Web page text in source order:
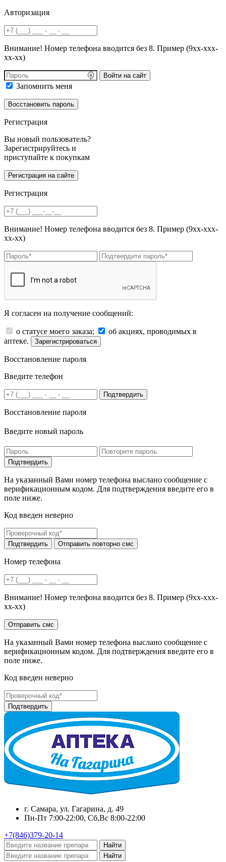
Авторизация
Внимание! Номер телефона вводится без 8. Пример (9хх-ххх-
хх-хх)
Войти на сайт
Запомнить меня
Регистрация
Вы новый пользователь?
Зарегистрируйтесь и
приступайте к покупкам
Регистрация
Внимание! Номер телефона вводится без 8. Пример (9хх-ххх-
хх-хх)
Я согласен на получение сообщений:
о статусе моего заказа;
об акциях, проводимых в
аптеке.
Зарегистрироваться
Восстановление пароля
Введите телефон
Подтвердить
Восстановление пароля
Введите новый пароль
На указанный Вами номер телефона выслано сообщение с
верификационным кодом. Для подтверждения введите его в
поле ниже.
Код введен неверно
Номер телефона
Внимание! Номер телефона вводится без 8. Пример (9хх-ххх-
хх-хх)
На указанный Вами номер телефона выслано сообщение с
верификационным кодом. Для подтверждения введите его в
поле ниже.
Код введен неверно
г. Самара, ул. Гагарина, д. 49
Пн-Пт 7:00-22:00, Сб,Вс 8:00-22:00
+7(846)379-20-14
Найти
Найти